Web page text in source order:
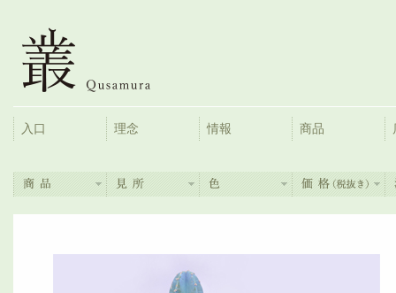
入口 理念 情報 商品